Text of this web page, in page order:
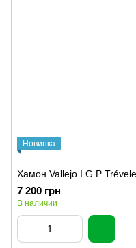
Новинка
Хамон Vallejo I.G.P
7 200 грн
В наличии